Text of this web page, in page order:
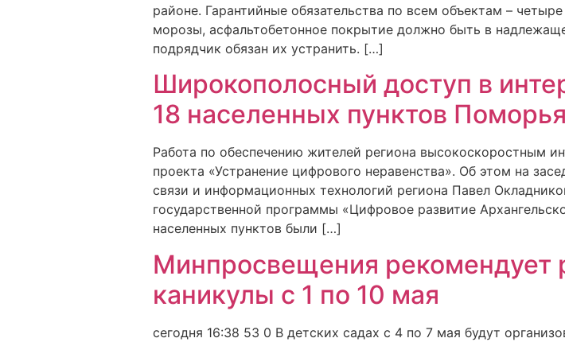
районе. Гарантийные обязательства по всем объектам –
морозы, асфальтобетонное покрытие должно быть в
подрядчик обязан их устранить. […]
Широкополосный доступ в
18 населенных пунктов Поморья
Работа по обеспечению жителей региона высокоскоростным
проекта «Устранение цифрового неравенства». Об этом на
связи и информационных технологий региона Павел
государственной программы «Цифровое развитие
населенных пунктов были […]
Минпросвещения рекомендует
каникулы с 1 по 10 мая
сегодня 16:38 53 0 В детских садах с 4 по 7 мая будут